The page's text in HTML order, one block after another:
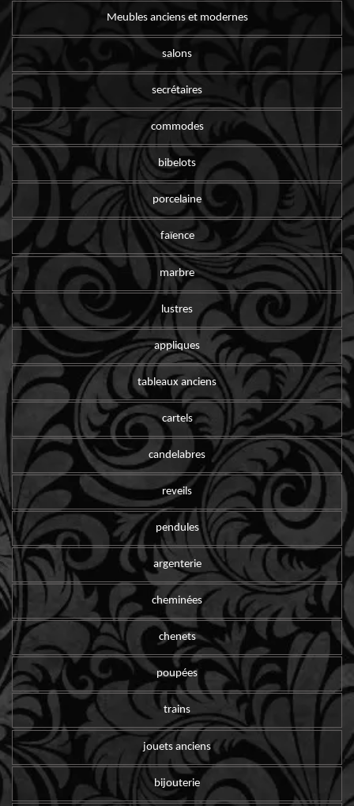
Meubles anciens et modernes
salons
secrétaires
commodes
bibelots
porcelaine
faïence
marbre
lustres
appliques
tableaux anciens
cartels
candelabres
reveils
pendules
argenterie
cheminées
chenets
poupées
trains
jouets anciens
bijouterie